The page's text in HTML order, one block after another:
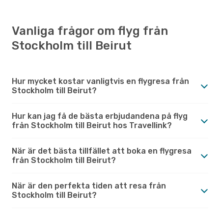
Vanliga frågor om flyg från
Stockholm till Beirut
Hur mycket kostar vanligtvis en flygresa från
Stockholm till Beirut?
Hur kan jag få de bästa erbjudandena på flyg
från Stockholm till Beirut hos Travellink?
När är det bästa tillfället att boka en flygresa
från Stockholm till Beirut?
När är den perfekta tiden att resa från
Stockholm till Beirut?